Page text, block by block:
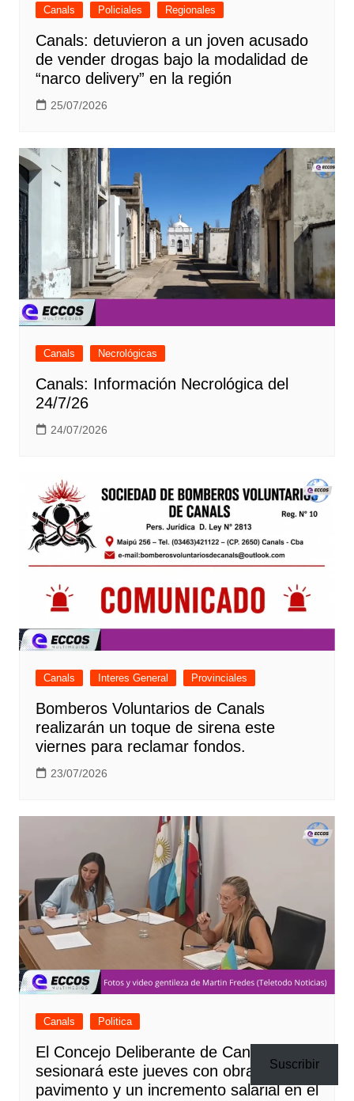
Canals Policiales Regionales
Canals: detuvieron a un joven acusado
de vender drogas bajo la modalidad de
“narco delivery” en la región
25/07/2026
Canals Necrológicas
Canals: Información Necrológica del
24/7/26
24/07/2026
Canals Interes General Provinciales
Bomberos Voluntarios de Canals
realizarán un toque de sirena este
viernes para reclamar fondos.
23/07/2026
Canals Politica
El Concejo Deliberante de Canals
sesionará este jueves con obras,
pavimento y un incremento salarial en el
Suscribir